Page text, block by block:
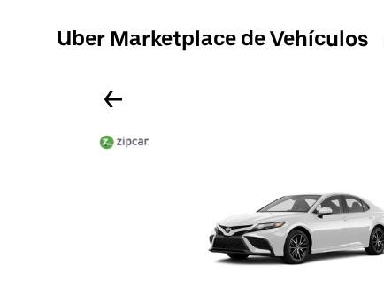
Uber Marketplace de Vehículos